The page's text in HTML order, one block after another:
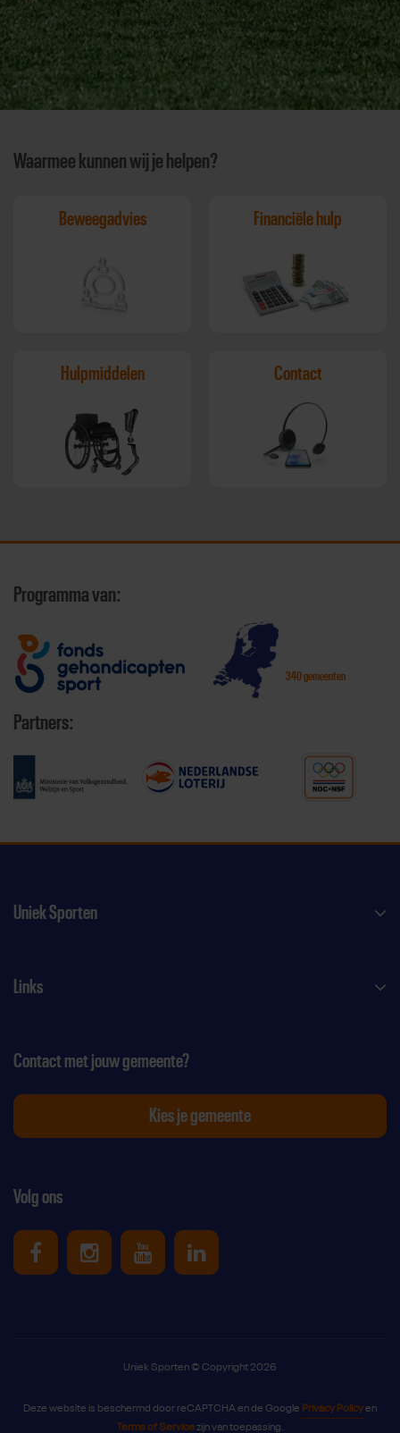
Waarmee kunnen wij je helpen?
Beweegadvies Financiële hulp
Hulpmiddelen Contact
Programma van:
340 gemeenten
Partners:
Uniek Sporten
Links
Volg ons
Uniek Sporten op Facebook
Uniek Sporten op Instagram
Uniek Sporten op Youtube
Uniek Sporten op
Contact met jouw gemeente?
Kies je gemeente
Uniek Sporten © Copyright 2026
Deze website is beschermd door reCAPTCHA en de Google Privacy Policyen
Terms of Servicezijn van toepassing.